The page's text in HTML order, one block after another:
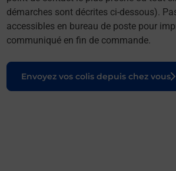
démarches sont décrites ci-dessous).
accessibles en bureau de poste pour
communiqué en fin de commande.
Envoyez vos colis depuis chez vous
Le lien s'ouvre dans un nouvel onglet